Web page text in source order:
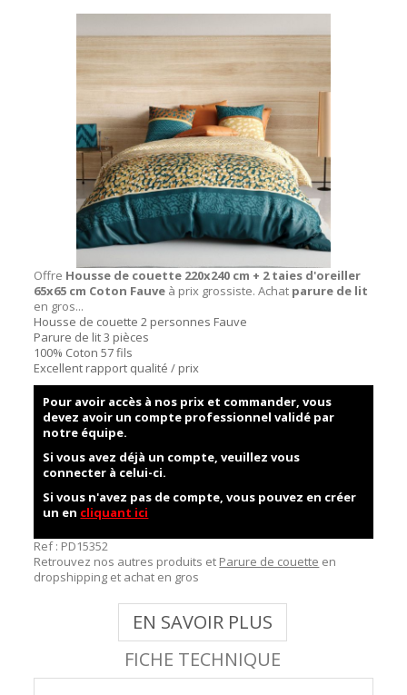
Offre Housse de couette 220x240 cm + 2 taies d'oreiller
65x65 cm Coton Fauve à prix grossiste. Achat parure de lit
en gros...
Housse de couette 2 personnes Fauve
Parure de lit 3 pièces
100% Coton 57 fils
Excellent rapport qualité / prix
Pour avoir accès à nos prix et commander, vous
devez avoir un compte professionnel validé par
notre équipe.
Si vous avez déjà un compte, veuillez vous
connecter à celui-ci.
Si vous n'avez pas de compte, vous pouvez en créer
un en cliquant ici
Ref : PD15352
Retrouvez nos autres produits et Parure de couette en
dropshipping et achat en gros
EN SAVOIR PLUS
FICHE TECHNIQUE